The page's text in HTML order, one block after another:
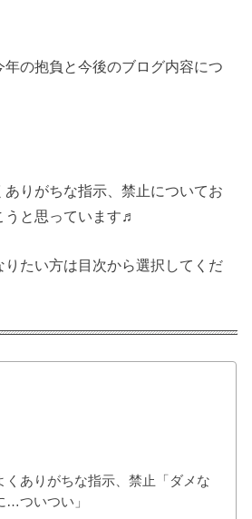
の抱負と今後のブログ内容につ
りがちな指示、禁止についてお
うと思っています♬
たい方は目次から選択してくだ
くありがちな指示、禁止「ダメな
…ついつい」